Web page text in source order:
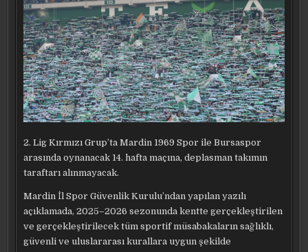
2. Lig Kırmızı Grup’ta Mardin 1969 Spor ile Bursaspor
arasında oynanacak 14. hafta maçına, deplasman takımın
taraftarı alınmayacak.
Mardin İl Spor Güvenlik Kurulu’ndan yapılan yazılı
açıklamada, 2025–2026 sezonunda kentte gerçekleştirilen
ve gerçekleştirilecek tüm sportif müsabakaların sağlıklı,
güvenli ve uluslararası kurallara uygun şekilde